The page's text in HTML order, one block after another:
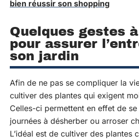
bien réussir son shopping
Quelques gestes
pour assurer
son jardin
Afin de ne pas se compliquer la
cultiver des plantes qui exigent
Celles-ci permettent en effet de
journées à désherber ou arroser
L’idéal est de cultiver des plantes